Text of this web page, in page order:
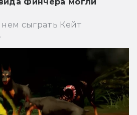
сыграть Кейт